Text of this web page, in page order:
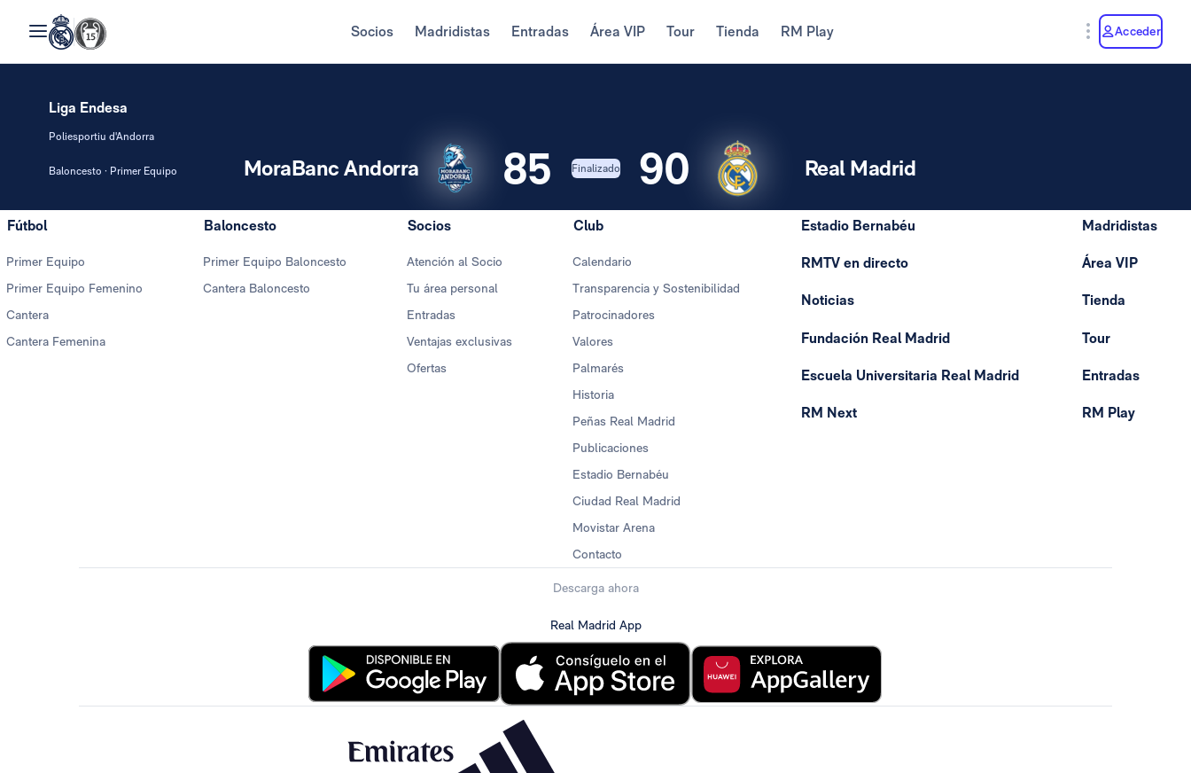
Socios Madridistas Entradas Área VIP Tour Tienda RM Play Acceder
Liga Endesa
Poliesportiu d'Andorra
Baloncesto · Primer Equipo 85 90
MoraBanc Andorra Finalizado Real Madrid
Fútbol
Primer Equipo
Primer Equipo Femenino
Cantera
Cantera Femenina
Baloncesto
Primer Equipo Baloncesto
Cantera Baloncesto
Socios
Atención al Socio
Tu área personal
Entradas
Ventajas exclusivas
Ofertas
Club
Calendario
Transparencia y Sostenibilidad
Patrocinadores
Valores
Palmarés
Historia
Peñas Real Madrid
Publicaciones
Estadio Bernabéu
Ciudad Real Madrid
Movistar Arena
Contacto
Estadio Bernabéu
RMTV en directo
Noticias
Fundación Real Madrid
Escuela Universitaria Real Madrid
RM Next
Madridistas
Área VIP
Tienda
Tour
Entradas
RM Play
Descarga ahora
Real Madrid App